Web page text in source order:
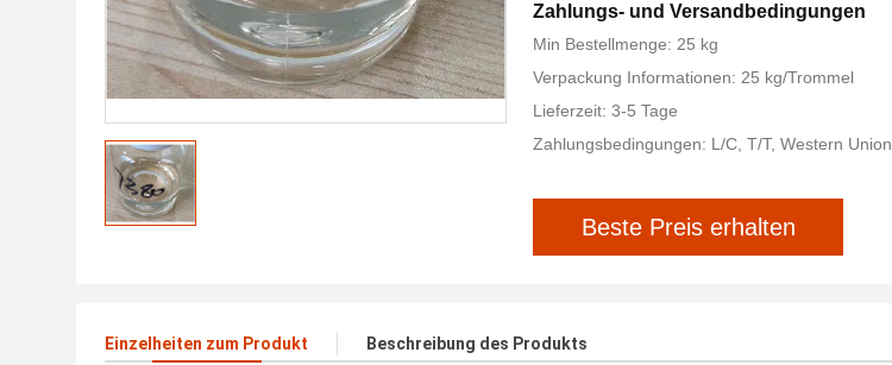
Zahlungs- und Versandbedingungen
Min Bestellmenge: 25 kg
Verpackung Informationen: 25 kg/Trommel
Lieferzeit: 3-5 Tage
Zahlungsbedingungen: L/C, T/T, Western Union
Beste Preis erhalten
Einzelheiten zum Produkt Beschreibung des Produkts